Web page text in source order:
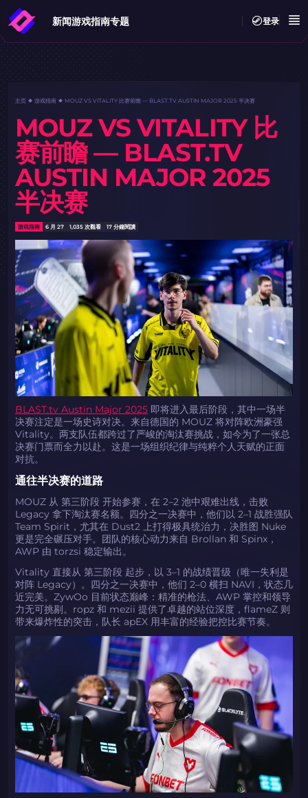
新闻游戏指南专题 登录
主页 游戏指南 MOUZ VS VITALITY 比赛前瞻 — BLAST.TV AUSTIN MAJOR 2025 半决赛
MOUZ VS VITALITY 比
赛前瞻 — BLAST.TV
AUSTIN MAJOR 2025
半决赛
游戏指南 6 月 27 1,035 次觀看 17 分鐘閱讀
BLAST.tv Austin Major 2025 即将进入最后阶段，其中一场半
决赛注定是一场史诗对决。来自德国的 MOUZ 将对阵欧洲豪强
Vitality。两支队伍都跨过了严峻的淘汰赛挑战，如今为了一张总
决赛门票而全力以赴。这是一场组织纪律与纯粹个人天赋的正面
对抗。
通往半决赛的道路
MOUZ 从 第三阶段 开始参赛，在 2–2 池中艰难出线，击败
Legacy 拿下淘汰赛名额。四分之一决赛中，他们以 2–1 战胜强队
Team Spirit，尤其在 Dust2 上打得极具统治力，决胜图 Nuke
更是完全碾压对手。团队的核心动力来自 Brollan 和 Spinx，
AWP 由 torzsi 稳定输出。
Vitality 直接从 第三阶段 起步，以 3–1 的战绩晋级（唯一失利是
对阵 Legacy）。四分之一决赛中，他们 2–0 横扫 NAVI，状态几
近完美。ZywOo 目前状态巅峰：精准的枪法、AWP 掌控和领导
力无可挑剔。ropz 和 mezii 提供了卓越的站位深度，flameZ 则
带来爆炸性的突击，队长 apEX 用丰富的经验把控比赛节奏。